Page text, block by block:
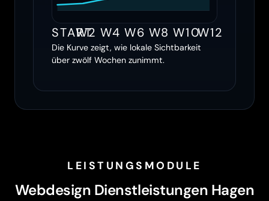
START
W2 W4 W6 W8 W10W12
Die Kurve zeigt, wie lokale Sichtbarkeit
über zwölf Wochen zunimmt.
LEISTUNGSMODULE
Webdesign Dienstleistungen Hagen